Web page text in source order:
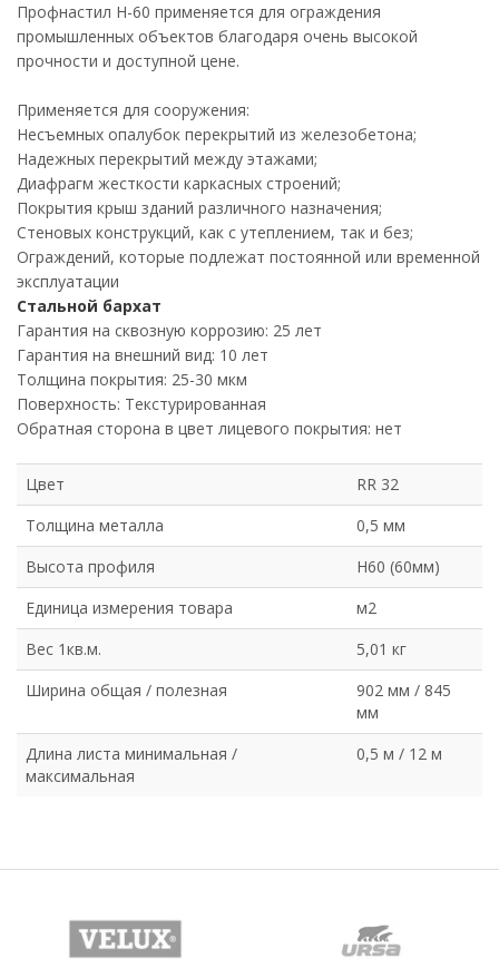
Профнастил Н-60 применяется для ограждения
промышленных объектов благодаря очень высокой
прочности и доступной цене.
Применяется для сооружения:
Несъемных опалубок перекрытий из железобетона;
Надежных перекрытий между этажами;
Диафрагм жесткости каркасных строений;
Покрытия крыш зданий различного назначения;
Стеновых конструкций, как с утеплением, так и без;
Ограждений, которые подлежат постоянной или временной
эксплуатации
Стальной бархат
Гарантия на сквозную коррозию: 25 лет
Гарантия на внешний вид: 10 лет
Толщина покрытия: 25-30 мкм
Поверхность: Текстурированная
Обратная сторона в цвет лицевого покрытия: нет
Цвет
RR 32
Толщина металла
0,5 мм
Высота профиля
Н60 (60мм)
Единица измерения товара
м2
Вес 1кв.м.
5,01 кг
Ширина общая / полезная
902 мм / 845
мм
Длина листа минимальная /
максимальная
0,5 м / 12 м